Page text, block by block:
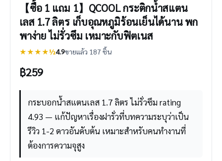
【ซื้อ 1 แถม 1】QCOOL กระติกน้ำสแตน
เลส 1.7 ลิตร เก็บอุณหภูมิร้อนเย็นได้นาน พก
พาง่าย ไม่รั่วซึม เหมาะกับฟิตเนส
★★★★½4.9ขายแล้ว 187 ชิ้น
฿259
กระบอกน้ำสแตนเลส 1.7 ลิตร ไม่รั่วซึม rating
4.93 — แก้ปัญหาเรื่องฝารั่วที่บทความระบุว่าเป็น
รีวิว 1-2 ดาวอันดับต้น เหมาะสำหรับคนทำงานที่
ต้องการความจุสูง